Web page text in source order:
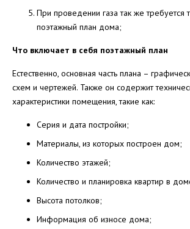
При проведении газа так же требуется
поэтажный план дома;
Что включает в себя поэтажный план
Естественно, основная часть плана –
схем и чертежей. Также он содержит
характеристики помещения, такие как:
Серия и дата постройки;
Материалы, из которых построен дом;
Количество этажей;
Количество и планировка квартир в
Высота потолков;
Информация об износе дома;